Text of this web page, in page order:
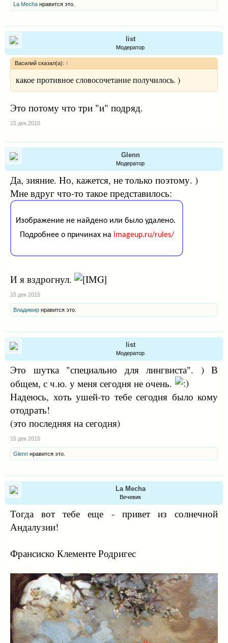
La Mecha нравится это.
list
Модератор
Василий сказал(а): ↑
какое противное словосочетание получилось. )
Это потому что три "и" подряд.
15 дек 2015
Glenn
Модератор
Да, зияние. Но, кажется, не только поэтому. )
Мне вдруг что-то такое представилось:
И я вздрогнул.
15 дек 2015
Владимир нравится это.
list
Модератор
Это шутка "специально для лингвиста". ) В
общем, с ч.ю. у меня сегодня не очень.
Надеюсь, хоть ушей-то тебе сегодня было кому
отодрать!
(это последняя на сегодня)
15 дек 2015
Glenn нравится это.
La Mecha
Вечевик
Тогда вот тебе еще - привет из солнечной
Андалузии!
Франсиско Клементе Родригес